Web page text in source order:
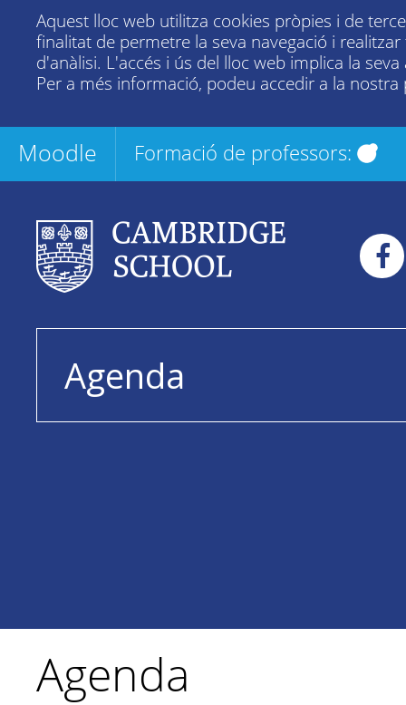
Aquest lloc web utilitza cookies pròpies i de
finalitat de permetre la seva navegació i realitzar
d'anàlisi. L'accés i ús del lloc web implica la seva
Per a més informació, podeu accedir a la nostra
Moodle Formació de professors:
Agenda
Agenda